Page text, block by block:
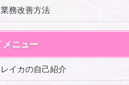
業務改善方法
メニュー
レイカの自己紹介